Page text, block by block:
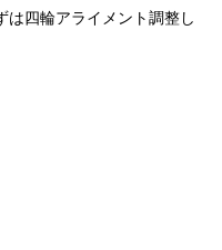
は四輪アライメント調整し